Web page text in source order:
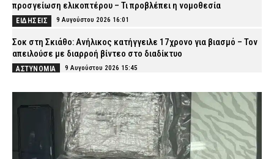
προσγείωση ελικοπτέρου – Τι προβλέπει η νομοθεσία
ΕΙΔΗΣΕΙΣ 9 Αυγούστου 2026 16:01
Σοκ στη Σκιάθο: Ανήλικος κατήγγειλε 17χρονο για βιασμό – Τον
απειλούσε με διαρροή βίντεο στο διαδίκτυο
ΑΣΤΥΝΟΜΙΑ 9 Αυγούστου 2026 15:45
Εργασίες στη Λεωφόρο Σχιστού – Ποιες ώρες θα ισχύσουν οι
κυκλοφοριακές ρυθμίσεις
9 Αυγούστου 2026 15:32
«Στην πρώτη γραμμή οι αστυνομικοί της Ήλιδας» – Τα
συγχαρητήρια της ΕΑΥ Ηλείας